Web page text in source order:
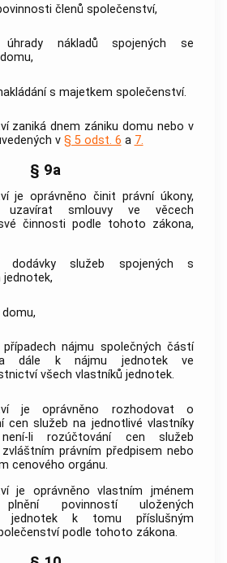
členů společenství,
úhrady nákladů spojených se
s majetkem společenství.
zaniká dnem zániku domu nebo v
v § 5 odst. 6 a 7.
§ 9a
je oprávněno činit právní úkony,
uzavírat smlouvy ve věcech
činnosti podle tohoto zákona,
dodávky služeb spojených s
jednotek,
nájmu společných částí
dále k nájmu jednotekve
všech vlastníků jednotek.
je oprávněno rozhodovat o
cen služeb na jednotlivé vlastníky
li rozúčtování cen služeb
právním předpisem nebo
cenového orgánu.
je oprávněno vlastním jménem
povinností uložených
jednotek k tomu příslušným
podle tohoto zákona.